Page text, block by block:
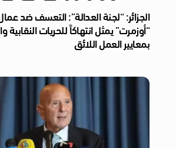
الجزائر: “لجنة العدالة”: التعسف ضد
“أوزمرت” يمثل انتهاكاً للحريات النقابية
بمعايير العمل اللائق